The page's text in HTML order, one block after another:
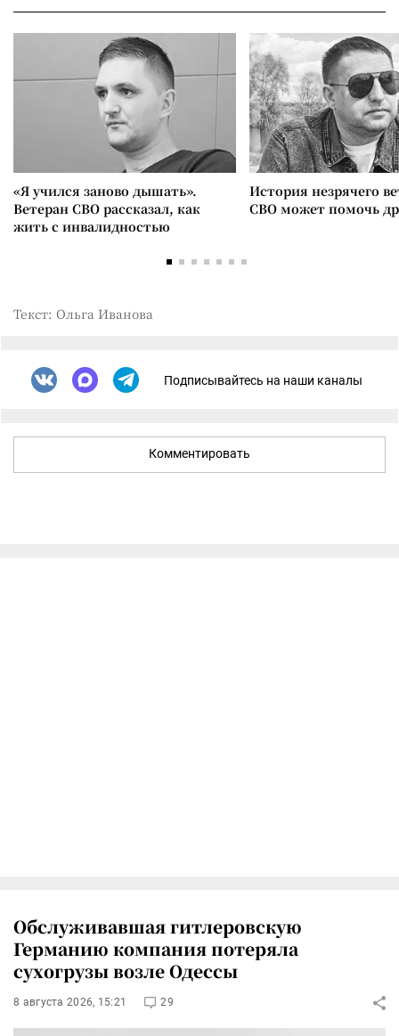
«Я учился заново дышать».
Ветеран СВО рассказал, как
жить с инвалидностью
История незрячего
СВО может помочь
Текст: Ольга Иванова
Подписывайтесь на наши каналы
Комментировать
Обслуживавшая гитлеровскую
Германию компания потеряла
сухогрузы возле Одессы
8 августа 2026, 15:21 29